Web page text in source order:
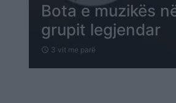
Bota e muzikës
grupit legjendar
schedule 3 vit me parë